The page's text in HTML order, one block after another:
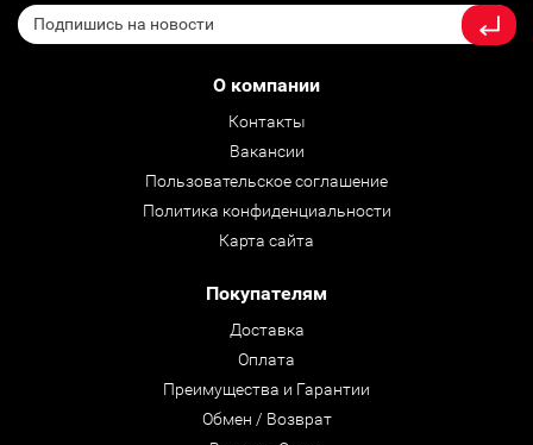
О компании
Контакты
Вакансии
Пользовательское соглашение
Политика конфиденциальности
Карта сайта
Покупателям
Доставка
Оплата
Преимущества и Гарантии
Обмен / Возврат